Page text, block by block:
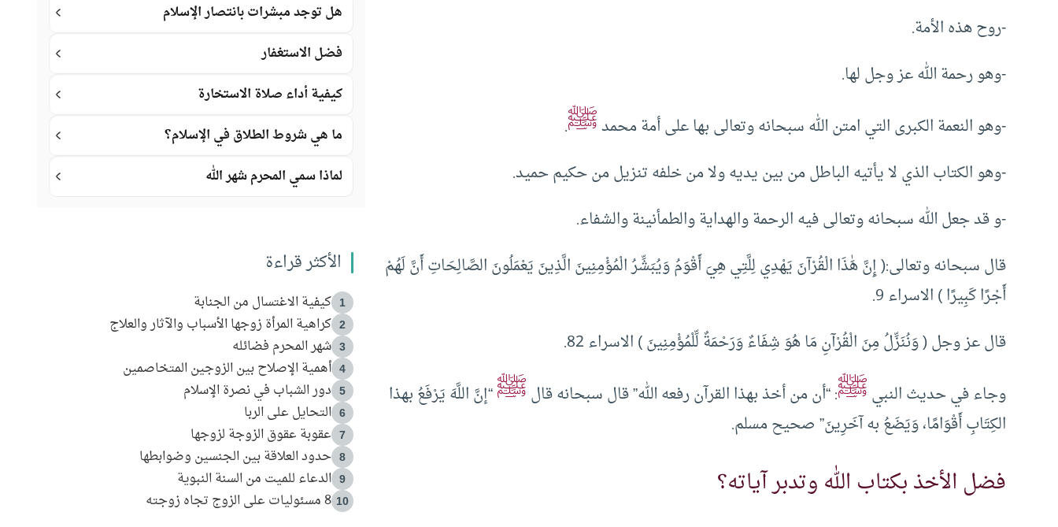
-روح هذه الأمة.
-وهو رحمة الله عز وجل لها.
-وهو النعمة الكبرى التي امتن الله سبحانه وتعالى بها على أمة محمدﷺ.
-وهو الكتاب الذي لا يأتيه الباطل من بين يديه ولا من خلفه تنزيل من حكيم حميد.
-و قد جعل الله سبحانه وتعالى فيه الرحمة والهداية والطمأنينة والشفاء.
قال سبحانه وتعالى:( إِنَّ هَٰذَا الْقُرْآنَ يَهْدِي لِلَّتِي هِيَ أَقْوَمُ وَيُبَشِّرُ الْمُؤْمِنِينَ الَّذِينَ يَعْمَلُونَ الصَّالِحَاتِ أَنَّ لَهُمْ
أَجْرًا كَبِيرًا ) الاسراء 9.
قال عز وجل ( وَنُنَزِّلُ مِنَ الْقُرْآنِ مَا هُوَ شِفَاءٌ وَرَحْمَةٌ لِّلْمُؤْمِنِينَ ) الاسراء 82.
وجاء في حديث النبيﷺ: “أن من أخذ بهذا القرآن رفعه الله” قال سبحانه قالﷺ“إنَّ اللَّهَ يَرْفَعُ بهذا
الكِتَابِ أَقْوَامًا، وَيَضَعُ به آخَرِينَ” صحيح مسلم.
فضل الأخذ بكتاب الله وتدبر آياته؟
هل توجد مبشرات بانتصار الإسلام
فضل الاستغفار
كيفية أداء صلاة الاستخارة
ما هي شروط الطلاق في الإسلام؟
لماذا سمي المحرم شهر الله
الأكثر قراءة
1 كيفية الاغتسال من الجنابة
2 كراهية المرأة زوجها الأسباب والآثار والعلاج
3 شهر المحرم فضائله
4 أهمية الإصلاح بين الزوجين المتخاصمين
5 دور الشباب في نصرة الإسلام
6 التحايل على الربا
7 عقوبة عقوق الزوجة لزوجها
8 حدود العلاقة بين الجنسين وضوابطها
9 الدعاء للميت من السنة النبوية
10 8 مسئوليات على الزوج تجاه زوجته